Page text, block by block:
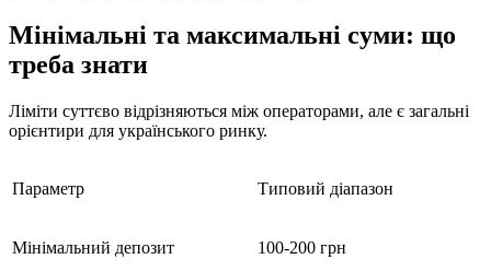
Мінімальні та максимальні суми: що
треба знати
Ліміти суттєво відрізняються між операторами, але є загальні
орієнтири для українського ринку.
Параметр Типовий діапазон
Мінімальний депозит 100-200 грн